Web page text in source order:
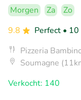
Morgen Za
Zo
9.8
Perfect •
Pizzeria
Soumagne
Verkocht: 140